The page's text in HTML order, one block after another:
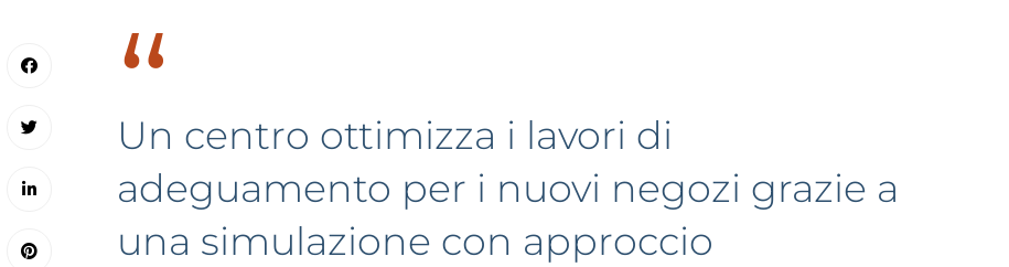
“
Un centro ottimizza i lavori di
adeguamento per i nuovi negozi grazie a
una simulazione con approccio